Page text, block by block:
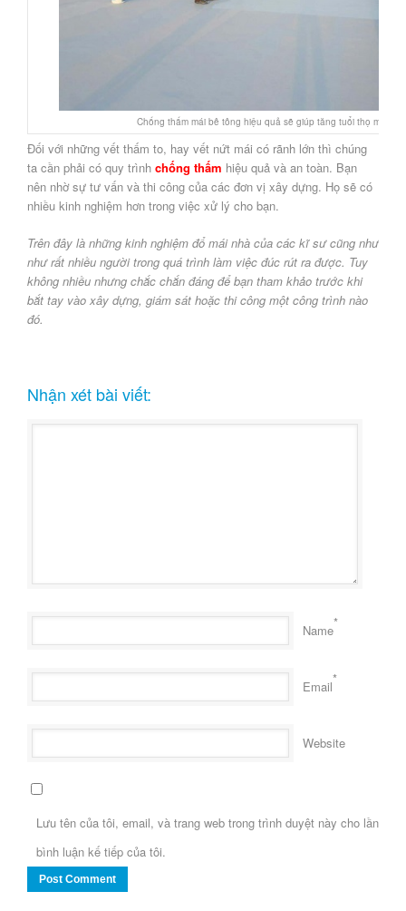
Chống thấm mái bê tông hiệu quả sẽ giúp tăng tuổi thọ mái
Đối với những vết thấm to, hay vết nứt mái có rãnh lớn thì chúng
ta cần phải có quy trình chống thấm hiệu quả và an toàn. Bạn
nên nhờ sự tư vấn và thi công của các đơn vị xây dựng. Họ sẽ có
nhiều kinh nghiệm hơn trong việc xử lý cho bạn.
Trên đây là những kinh nghiệm đổ mái nhà của các kĩ sư cũng như
như rất nhiều người trong quá trình làm việc đúc rút ra được. Tuy
không nhiều nhưng chắc chắn đáng để bạn tham khảo trước khi
bắt tay vào xây dựng, giám sát hoặc thi công một công trình nào
đó.
Nhận xét bài viết:
Name*
Email*
Website
Lưu tên của tôi, email, và trang web trong trình duyệt này cho lần
bình luận kế tiếp của tôi.